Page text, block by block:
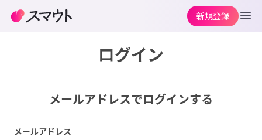
ログイン
メールアドレスでログインする
メールアドレス
新規登録